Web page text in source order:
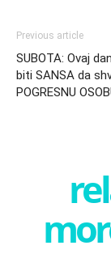
Previous article
SUBOTA: Ovaj
biti SANSA da
POGRESNU